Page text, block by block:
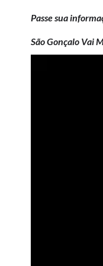
Passe sua
São Gonçalo Vai